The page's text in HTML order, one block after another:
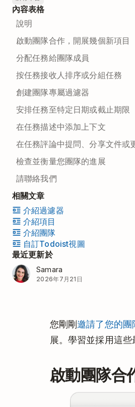
內容表格
說明
啟動團隊合作，開展幾個新項目
分配任務給團隊成員
按任務接收人排序或分組任務
創建團隊專屬過濾器
安排任務至特定日期或截止期限
在任務描述中添加上下文
在任務評論中提問、分享文件或
檢查並衡量您團隊的進展
請聯絡我們
相關文章
介紹過濾器
介紹項目
介紹團隊
自訂Todoist視圖
最近更新於
Samara
2026年7月21日
您剛剛邀請了您的團
展。學習並採用這
啟動團隊合